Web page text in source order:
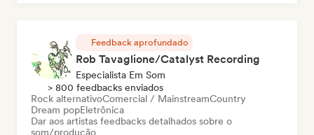
Feedback aprofundado
Rob Tavaglione/Catalyst Recording
Especialista Em Som
> 800 feedbacks enviados
Rock alternativoComercial / MainstreamCountry
Dream popEletrônica
Dar aos artistas feedbacks detalhados sobre o
som/produção